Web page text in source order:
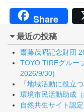
Share
最近の投稿
齋藤茂昭記念財団
TOYO TIREグルー
2026/9/30)
「地域活動に役立
環境市民活動助成
自然共生サイト認